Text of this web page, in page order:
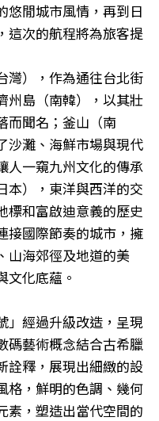
悠閒城市風情，再到日
這次的航程將為旅客提
灣），作為通往台北街
州島（南韓），以其壯
而聞名；釜山（南
沙灘、海鮮市場與現代
人一窺九州文化的傳承
本），東洋與西洋的交
標和富啟迪意義的歷史
接國際節奏的城市，擁
山海郊徑及地道的美
文化底蘊。
」經過升級改造，呈現
碼藝術概念結合古希臘
詮釋，展現出細緻的設
格，鮮明的色調、幾何
素，塑造出當代空間的